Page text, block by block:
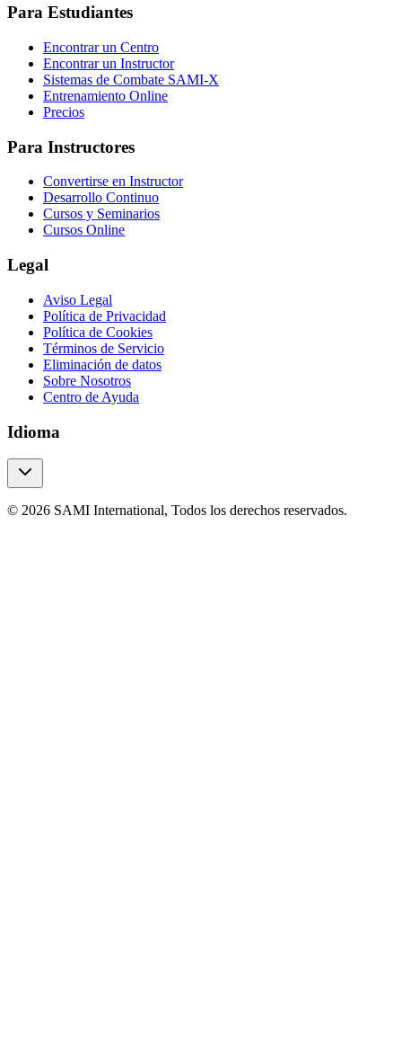
Para Estudiantes
Encontrar un Centro
Encontrar un Instructor
Sistemas de Combate SAMI-X
Entrenamiento Online
Precios
Para Instructores
Convertirse en Instructor
Desarrollo Continuo
Cursos y Seminarios
Cursos Online
Legal
Aviso Legal
Política de Privacidad
Política de Cookies
Términos de Servicio
Eliminación de datos
Sobre Nosotros
Centro de Ayuda
Idioma
© 2026 SAMI International, Todos los derechos reservados.